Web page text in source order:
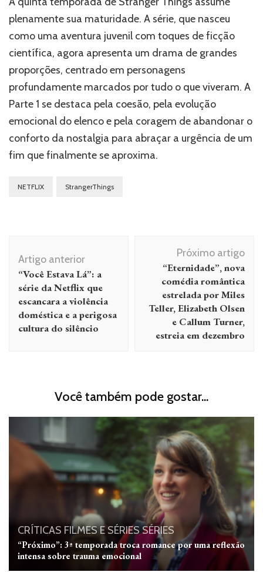
plenamente sua maturidade. A série, que nasceu
como uma aventura juvenil com toques de ficção
científica, agora apresenta um drama de grandes
proporções, centrado em personagens
profundamente marcados por tudo o que viveram. A
Parte 1 se destaca pela coesão, pela evolução
emocional do elenco e pela coragem de abandonar o
conforto da nostalgia para abraçar a urgência de um
fim que finalmente se aproxima.
NETFLIX StrangerThings
de
post
Artigo anterior
“Você Estava Lá”: a
série da Netflix que
escancara a violência
doméstica e a perigosa
cultura do silêncio
Próximo artigo
“Eternidade”, nova
comédia romântica
estrelada por Miles
Teller, Elizabeth Olsen
e Callum Turner,
estreia em dezembro
Você também pode gostar...
CRÍTICAS FILMES E SÉRIES SÉRIES
“Próximo”: 3ª temporada troca romance por uma reflexão
intensa sobre trauma emocional